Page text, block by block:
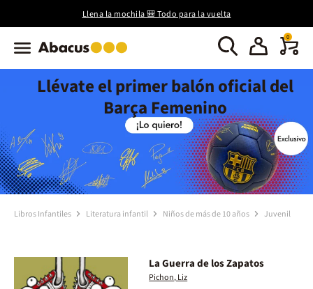
Llena la mochila 🎒 Todo para la vuelta
0
Llévate el primer balón oficial del
Barça Femenino
Libros Infantiles Literatura infantil Niños de más de 10 años Juvenil
La Guerra de los Zapatos
Pichon, Liz